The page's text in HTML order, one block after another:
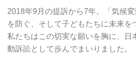
2018年9月の提訴から7年。「気候
を防ぐ、そして子どもたちに未来を
私たちはこの切実な願いを胸に、日
動訴訟として歩んでまいりました。